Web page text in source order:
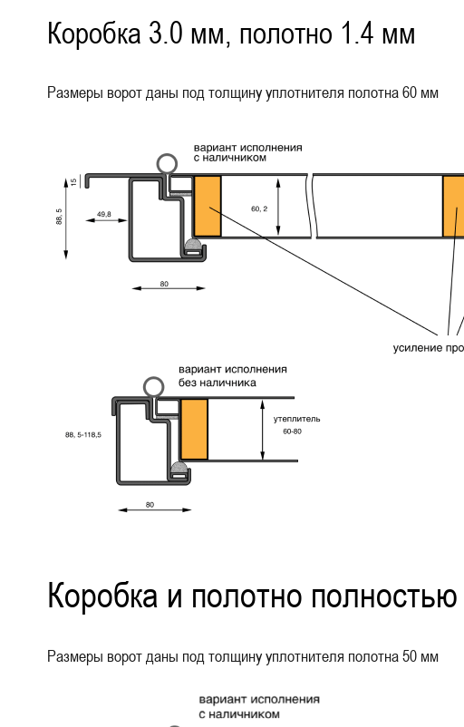
Коробка 3.0 мм, полотно 1.4 мм
Размеры ворот даны под толщину уплотнителя полотна 60 мм
Коробка и полотно
Размеры ворот даны под толщину уплотнителя полотна 50 мм